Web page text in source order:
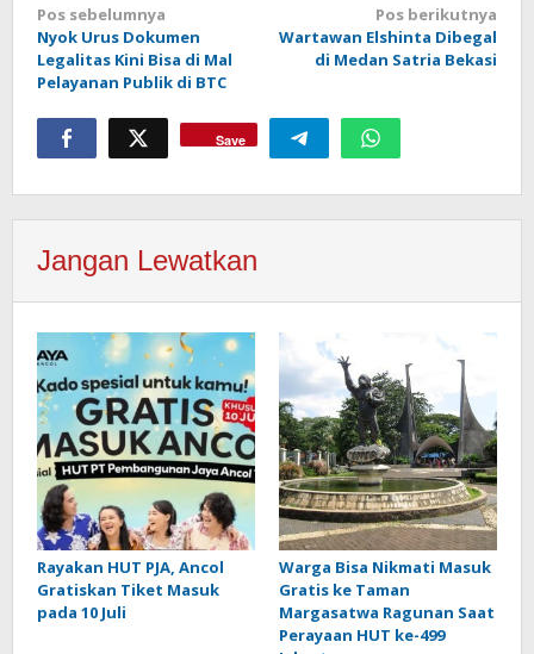
Navigasi
pos
Pos sebelumnya
Nyok Urus Dokumen
Legalitas Kini Bisa di Mal
Pelayanan Publik di BTC
Pos berikutnya
Wartawan Elshinta Dibegal
di Medan Satria Bekasi
Save
Jangan Lewatkan
Rayakan HUT PJA, Ancol
Gratiskan Tiket Masuk
pada 10 Juli
Warga Bisa Nikmati Masuk
Gratis ke Taman
Margasatwa Ragunan Saat
Perayaan HUT ke-499